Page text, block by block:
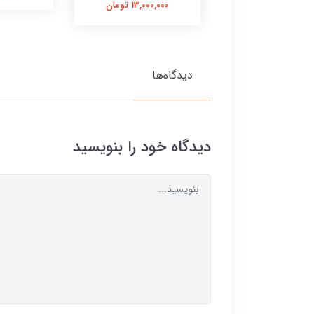
13,000,000 تومان
دیدگاه‌ها
دیدگاه خود را بنویسید